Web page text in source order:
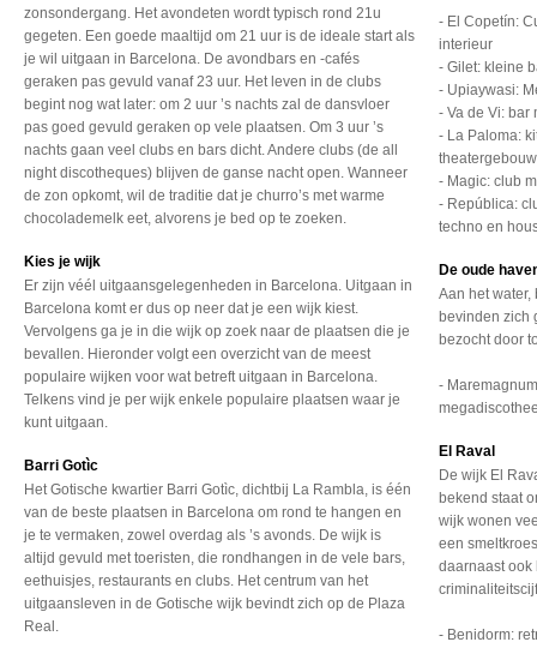
zonsondergang. Het avondeten wordt typisch rond 21u
gegeten. Een goede maaltijd om 21 uur is de ideale start als
je wil uitgaan in Barcelona. De avondbars en -cafés
geraken pas gevuld vanaf 23 uur. Het leven in de clubs
begint nog wat later: om 2 uur ’s nachts zal de dansvloer
pas goed gevuld geraken op vele plaatsen. Om 3 uur ’s
nachts gaan veel clubs en bars dicht. Andere clubs (de all
night discotheques) blijven de ganse nacht open. Wanneer
de zon opkomt, wil de traditie dat je churro’s met warme
chocolademelk eet, alvorens je bed op te zoeken.
Kies je wijk
Er zijn véél uitgaansgelegenheden in Barcelona. Uitgaan in
Barcelona komt er dus op neer dat je een wijk kiest.
Vervolgens ga je in die wijk op zoek naar de plaatsen die je
bevallen. Hieronder volgt een overzicht van de meest
populaire wijken voor wat betreft uitgaan in Barcelona.
Telkens vind je per wijk enkele populaire plaatsen waar je
kunt uitgaan.
Barri Gotìc
Het Gotische kwartier Barri Gotìc, dichtbij La Rambla, is één
van de beste plaatsen in Barcelona om rond te hangen en
je te vermaken, zowel overdag als ’s avonds. De wijk is
altijd gevuld met toeristen, die rondhangen in de vele bars,
eethuisjes, restaurants en clubs. Het centrum van het
uitgaansleven in de Gotische wijk bevindt zich op de Plaza
Real.
- El Copetín:
interieur
- Gilet: kleine
- Upiaywasi:
- Va de Vi: bar
- La Paloma:
theatergebouw
- Magic: club
- República:
techno en
De oude
Aan het
bevinden zich
bezocht door
-
El Raval
De wijk El
bekend staat
wijk wonen
een
daarnaast ook
- Benidorm: